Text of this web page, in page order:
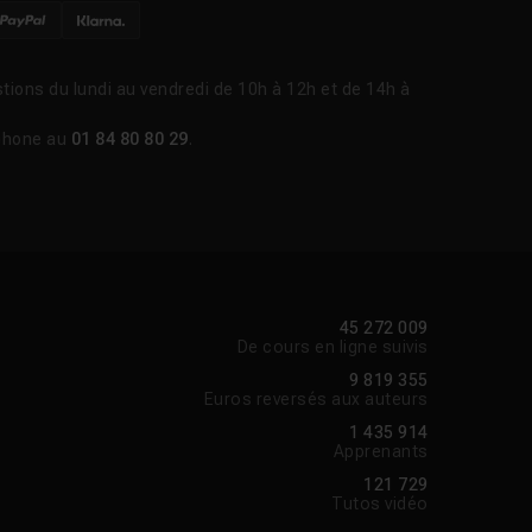
du lundi au vendredi de 10h à 12h et de 14h à
au 01 84 80 80 29.
45 272 009
De cours en ligne suivis
9 819 355
Euros reversés aux auteurs
1 435 914
Apprenants
121 729
Tutos vidéo